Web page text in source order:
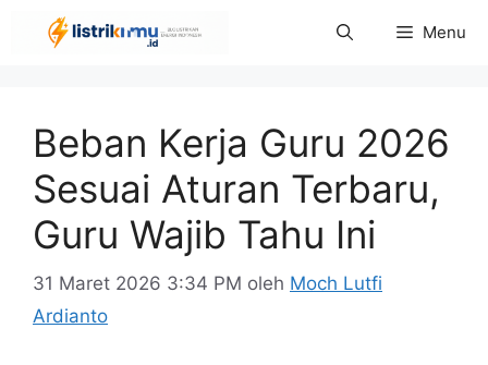
Langsung
Menu
Beban Kerja Guru 2026
Sesuai Aturan Terbaru,
Guru Wajib Tahu Ini
31 Maret 2026 3:34 PM oleh Moch Lutfi
Ardianto